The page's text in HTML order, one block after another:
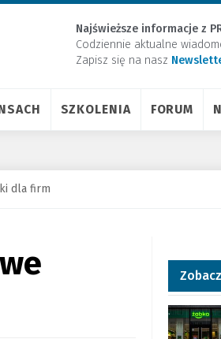
Najświeższe informacje z
Codziennie aktualne
Zapisz się na nasz
SZKOLENIA FORUM
dla firm